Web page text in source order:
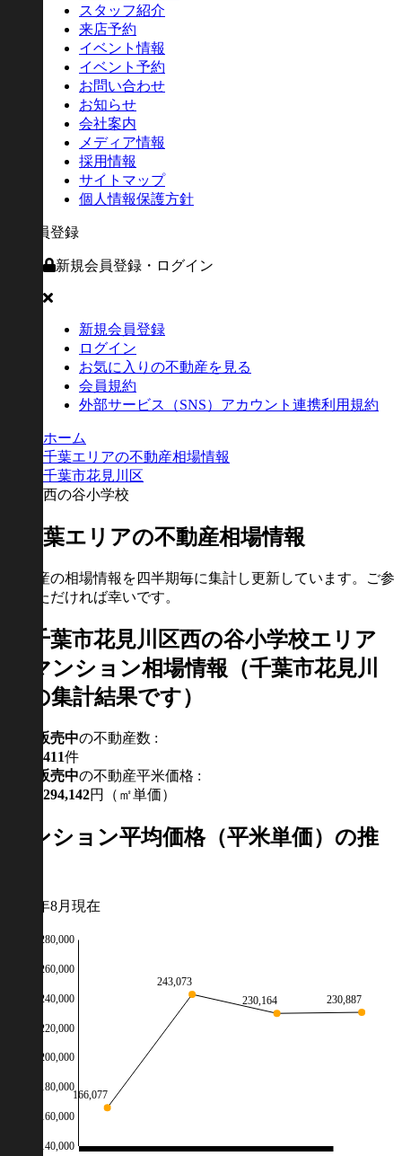
スタッフ紹介
来店予約
イベント情報
イベント予約
お問い合わせ
お知らせ
会社案内
メディア情報
採用情報
サイトマップ
個人情報保護方針
新規会員登録・ログイン
新規会員登録
ログイン
お気に入りの不動産を見る
会員規約
外部サービス（SNS）アカウント連携利用規約
ホーム
千葉エリアの不動産相場情報
千葉市花見川区
西の谷小学校
不動産の相場情報を四半期毎に集計し更新しています。ご参
考いただければ幸いです。
千葉市花見川区西の谷小学校エリア
のマンション相場情報（千葉市花見川
区の集計結果です）
販売中の不動産数 :
411件
販売中の不動産平米価格 :
294,142円（㎡単価）
マンション平均価格（平米単価）の推
2026年8月現在
140,000
160,000
180,000
200,000
220,000
240,000
260,000
280,000
166,077
243,073
230,164
230,887